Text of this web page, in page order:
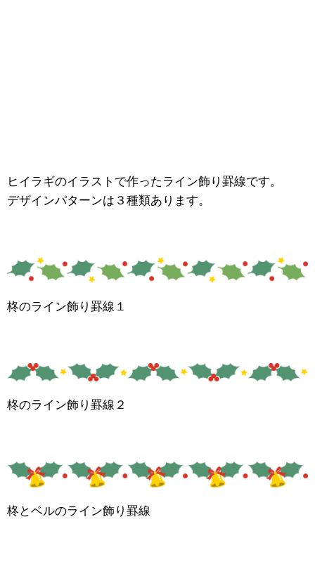
ヒイラギのイラストで作ったライン飾り罫線です。
デザインパターンは３種類あります。
柊のライン飾り罫線１
柊のライン飾り罫線２
柊とベルのライン飾り罫線